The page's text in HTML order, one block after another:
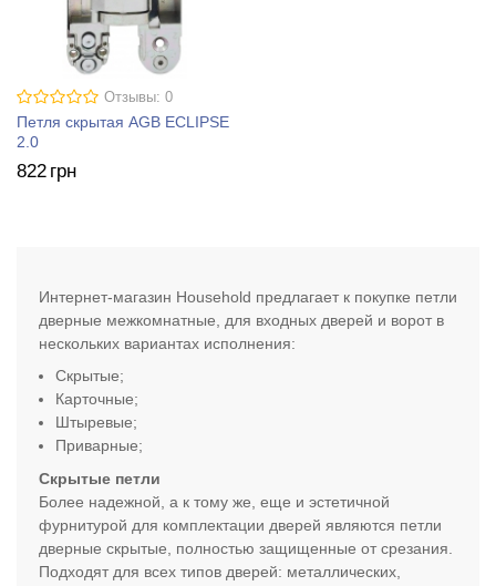
Отзывы: 0
Петля скрытая AGB ECLIPSE
2.0
822 грн
Интернет-магазин Household предлагает к покупке петли
дверные межкомнатные, для входных дверей и ворот в
нескольких вариантах исполнения:
Скрытые;
Карточные;
Штыревые;
Приварные;
Скрытые петли
Более надежной, а к тому же, еще и эстетичной
фурнитурой для комплектации дверей являются петли
дверные скрытые, полностью защищенные от срезания.
Подходят для всех типов дверей: металлических,